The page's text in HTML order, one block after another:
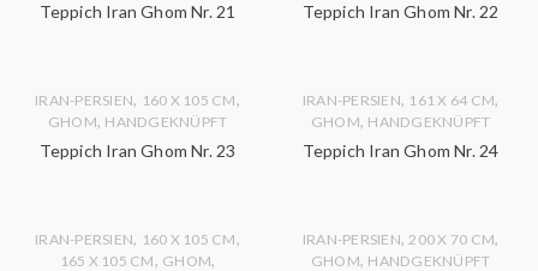
Teppich Iran Ghom Nr. 21 Teppich Iran Ghom Nr. 22
IRAN-PERSIEN, 160 X 105 CM,
GHOM, HANDGEKNÜPFT
Teppich Iran Ghom Nr. 23
IRAN-PERSIEN, 161 X 64 CM,
GHOM, HANDGEKNÜPFT
Teppich Iran Ghom Nr. 24
IRAN-PERSIEN, 160 X 105 CM,
165 X 105 CM, GHOM,
IRAN-PERSIEN, 200 X 70 CM,
GHOM, HANDGEKNÜPFT